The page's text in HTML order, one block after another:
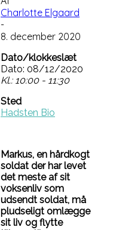
Charlotte Elgaard
-
8. december 2020
Dato/klokkeslæt
Dato: 08/12/2020
Kl.: 10:00 - 11:30
Sted
Hadsten Bio
Markus, en hårdkogt
soldat der har levet
det meste af sit
voksenliv som
udsendt soldat, må
pludseligt omlægge
sit liv og flytte